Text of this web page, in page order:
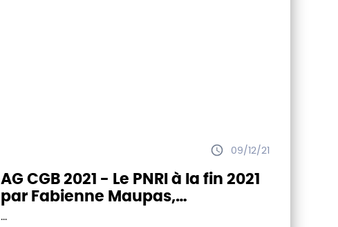
09/12/21
AG CGB 2021 - Le PNRI à la fin 2021
par Fabienne Maupas,
...